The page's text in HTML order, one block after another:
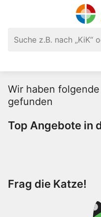
Wir haben
gefunden
Top Angebote in
Frag die Katze!